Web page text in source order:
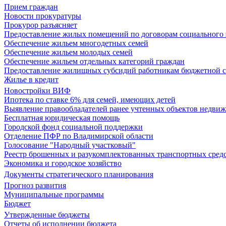
Прием граждан
Новости прокуратуры
Прокурор разъясняет
Предоставление жилых помещений по договорам социального
Обеспечение жильем многодетных семей
Обеспечение жильем молодых семей
Обеспечение жильем отдельных категорий граждан
Предоставление жилищных субсидий работникам бюджетной
Жилье в кредит
Новостройки ВИФ
Ипотека по ставке 6% для семей, имеющих детей
Выявление правообладателей ранее учтенных объектов
Бесплатная юридическая помощь
Городской фонд социальной поддержки
Отделение ПФР по Владимирской области
Голосование "Народный участковый"
Реестр брошенных и разукомплектованных транспортных
Экономика и городское хозяйство
Документы стратегического планирования
Прогноз развития
Муниципальные программы
Бюджет
Утвержденные бюджеты
Отчеты об исполнении бюджета